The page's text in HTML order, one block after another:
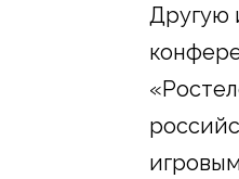
Другую